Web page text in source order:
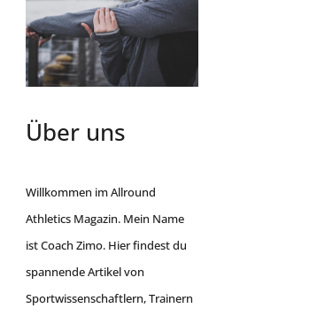
Über uns
Willkommen im Allround
Athletics Magazin. Mein Name
ist Coach Zimo. Hier findest du
spannende Artikel von
Sportwissenschaftlern, Trainern